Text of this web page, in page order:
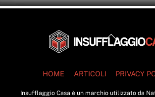
Back
To
HOME
ARTICOLI PRIVACY
Insufflaggio Casa è un marchio utilizzato da